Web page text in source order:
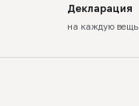
Декларация
на каждую вещь